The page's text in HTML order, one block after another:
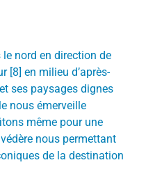
nord en direction de
[8] en milieu d’après-
ses paysages dignes
nous émerveille
même pour une
nous permettant
de la destination